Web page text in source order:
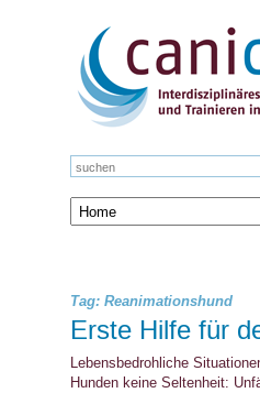
Tag: Reanimationshund
Erste Hilfe für
Lebensbedrohliche
Hunden keine Seltenheit: